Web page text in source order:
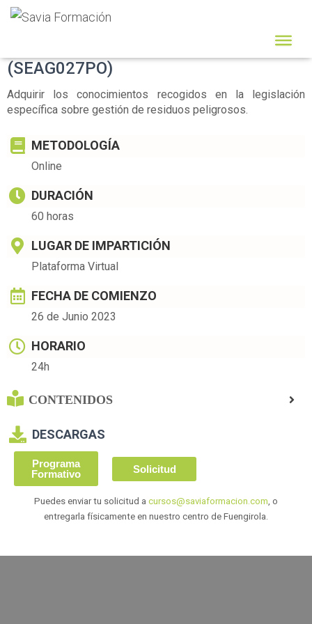
GESTIÓN DE RESIDUOS PELIGROSOS
(SEAG027PO)
Adquirir los conocimientos recogidos en la legislación
específica sobre gestión de residuos peligrosos.
METODOLOGÍA
Online
DURACIÓN
60 horas
LUGAR DE IMPARTICIÓN
Plataforma Virtual
FECHA DE COMIENZO
26 de Junio 2023
HORARIO
24h
CONTENIDOS
DESCARGAS
Programa
Formativo
Solicitud
Puedes enviar tu solicitud a cursos@saviaformacion.com, o
entregarla físicamente en nuestro centro de Fuengirola.